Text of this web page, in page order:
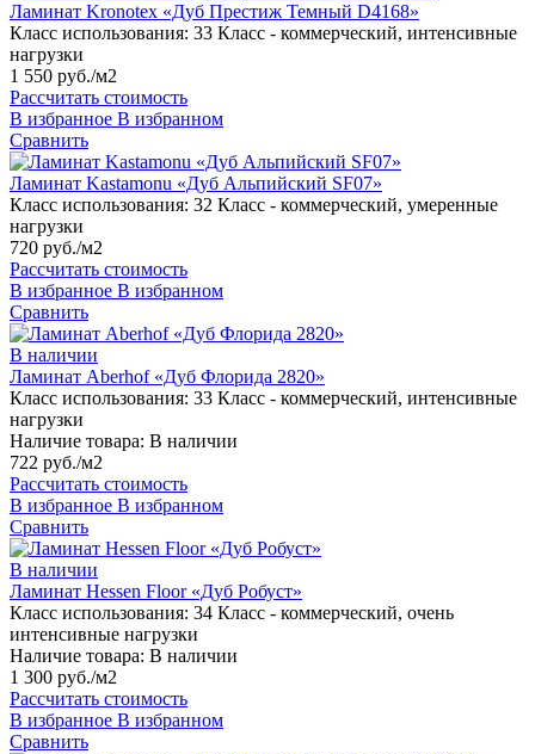
Ламинат Kronotex «Дуб Престиж Темный D4168»
Класс использования: 33 Класс - коммерческий, интенсивные
нагрузки
1 550 руб./м2
Рассчитать стоимость
В избранное В избранном
Сравнить
Ламинат Kastamonu «Дуб Альпийский SF07»
Класс использования: 32 Класс - коммерческий, умеренные
нагрузки
720 руб./м2
Рассчитать стоимость
В избранное В избранном
Сравнить
В наличии
Ламинат Aberhof «Дуб Флорида 2820»
Класс использования: 33 Класс - коммерческий, интенсивные
нагрузки
Наличие товара: В наличии
722 руб./м2
Рассчитать стоимость
В избранное В избранном
Сравнить
В наличии
Ламинат Hessen Floor «Дуб Робуст»
Класс использования: 34 Класс - коммерческий, очень
интенсивные нагрузки
Наличие товара: В наличии
1 300 руб./м2
Рассчитать стоимость
В избранное В избранном
Сравнить